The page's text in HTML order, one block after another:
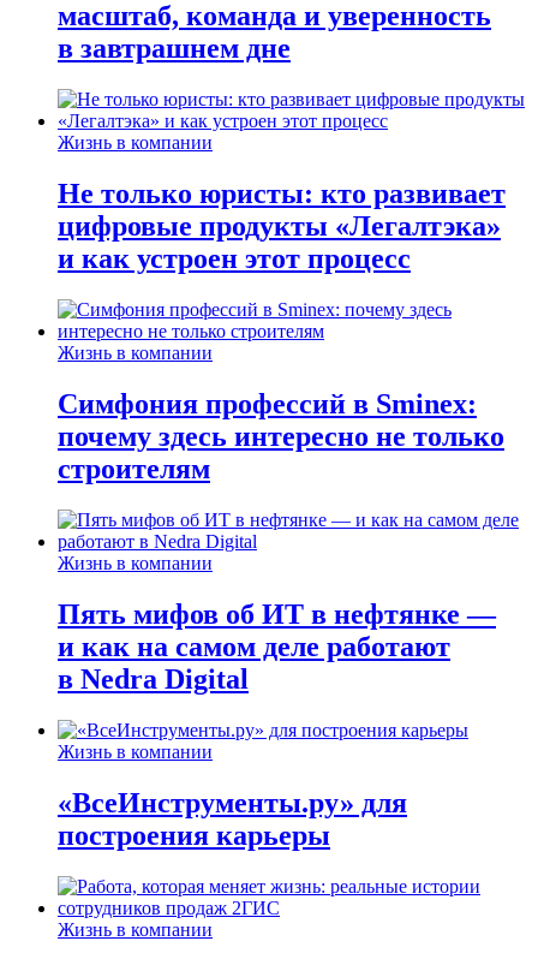
масштаб, команда и уверенность
в завтрашнем дне
Жизнь в компании
Не только юристы: кто развивает
цифровые продукты «Легалтэка»
и как устроен этот процесс
Жизнь в компании
Симфония профессий в Sminex:
почему здесь интересно не только
строителям
Жизнь в компании
Пять мифов об ИТ в нефтянке —
и как на самом деле работают
в Nedra Digital
Жизнь в компании
«ВсеИнструменты.ру» для
построения карьеры
Жизнь в компании